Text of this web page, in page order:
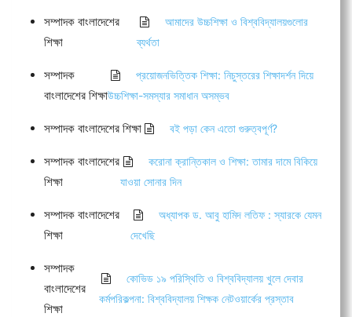
সম্পাদক বাংলাদেশের
শিক্ষা
আমাদের উচ্চশিক্ষা ও বিশ্ববিদ্যালয়গুলোর
ব্যর্থতা
সম্পাদক
বাংলাদেশের শিক্ষা
প্রয়োজনভিত্তিক শিক্ষা: নিচুস্তরের শিক্ষাদর্শন দিয়ে
উচ্চশিক্ষা-সমস্যার সমাধান অসম্ভব
সম্পাদক বাংলাদেশের শিক্ষা বই পড়া কেন এতো গুরুত্বপূর্ণ?
সম্পাদক বাংলাদেশের
শিক্ষা
করোনা ক্রান্তিকাল ও শিক্ষা: তামার দামে বিকিয়ে
যাওয়া সোনার দিন
সম্পাদক বাংলাদেশের
শিক্ষা
অধ্যাপক ড. আবু হামিদ লতিফ : স্যারকে যেমন
দেখেছি
সম্পাদক
বাংলাদেশের
শিক্ষা
কোভিড ১৯ পরিস্থিতি ও বিশ্ববিদ্যালয় খুলে দেবার
কর্মপরিকল্পনা: বিশ্ববিদ্যালয় শিক্ষক নেটওয়ার্কের প্রস্তাব